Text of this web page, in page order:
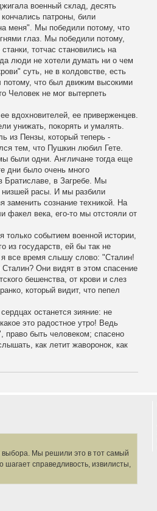
военный склад, десять
патроны, били
меня". Мы победили потому, что
глаз. Мы победили потому,
тотчас становились на
люди не хотели думать ни о чем
суть, не в колдовстве, есть
потому, что был движим высокими
Человек не мог вытерпеть
вдохновителей, ее приверженцев.
унижать, покорять и умалять.
из Пензы, который теперь -
тем, что Пушкин любил Гете.
были одни. Англичане тогда еще
дни было очень много
Братиславе, в Загребе. Мы
низшей расы. И мы разбили
сознание техникой. На
факел века, его-то мы отстояли от
событием военной истории,
из государств, ей бы так не
все время слышу слово: "Сталин!
Они видят в этом спасение
бешенства, от крови и слез
который видит, что пепел
останется зияние: не
это радостное утро! Ведь
право быть человеком; спасено
как летит жаворонок, как
выбора. Мы решили это в тот самый
шагает справедливость, извилисты,